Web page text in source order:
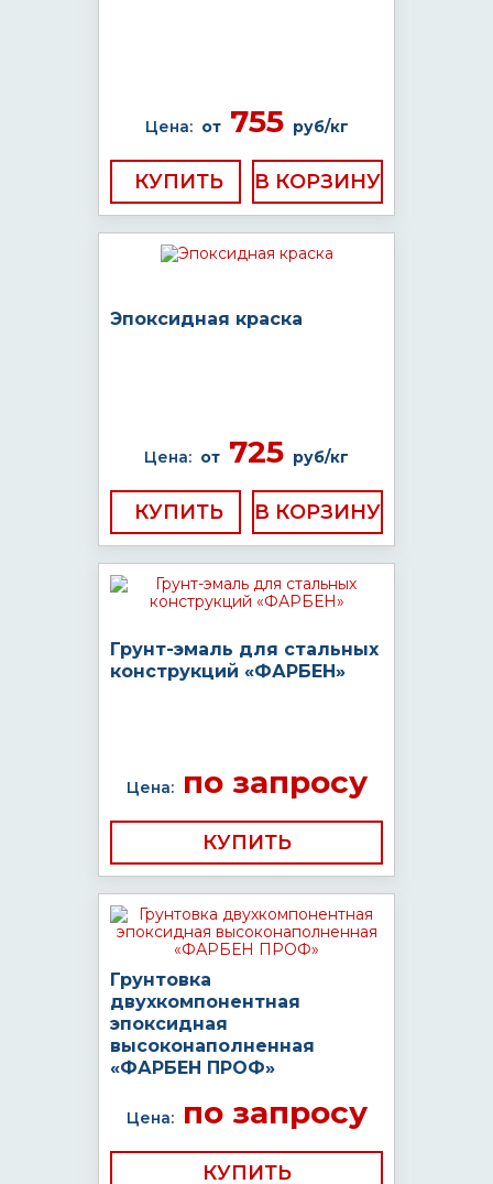
Цена: от755 руб/кг
КУПИТЬ
Эпоксидная краска
Цена: от 725 руб/кг
КУПИТЬ
Грунт-эмаль для стальных
конструкций «ФАРБЕН»
Цена:по запросу
КУПИТЬ
Грунтовка
двухкомпонентная
эпоксидная
высоконаполненная
«ФАРБЕН ПРОФ»
Цена:по запросу
КУПИТЬ